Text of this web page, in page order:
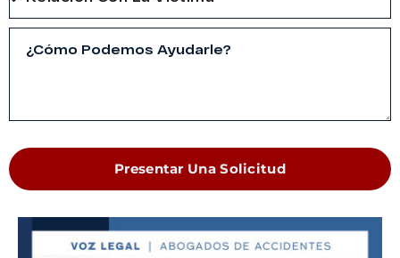
Presentar Una Solicitud